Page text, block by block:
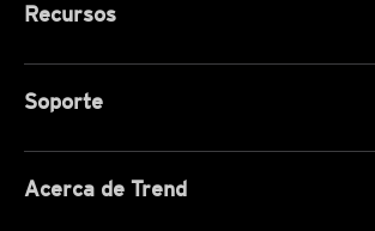
Recursos
Soporte
Acerca de Trend